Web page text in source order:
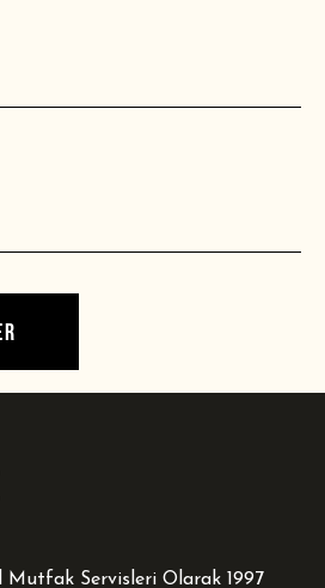
Mutfak Servisleri Olarak 1997